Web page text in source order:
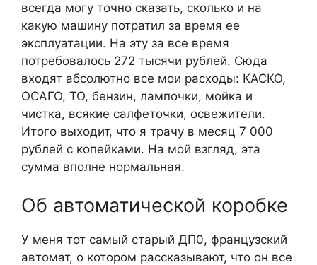
всегда могу точно сказать, сколько и на
какую машину потратил за время ее
эксплуатации. На эту за все время
потребовалось 272 тысячи рублей. Сюда
входят абсолютно все мои расходы: КАСКО,
ОСАГО, ТО, бензин, лампочки, мойка и
чистка, всякие салфеточки, освежители.
Итого выходит, что я трачу в месяц 7 000
рублей с копейками. На мой взгляд, эта
сумма вполне нормальная.
Об автоматической коробке
У меня тот самый старый ДП0, французский
автомат, о котором рассказывают, что он все